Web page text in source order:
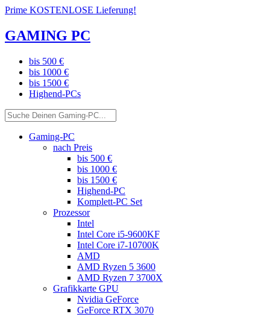
Prime KOSTENLOSE Lieferung!
GAMING PC
bis 500 €
bis 1000 €
bis 1500 €
Highend-PCs
Gaming-PC
nach Preis
bis 500 €
bis 1000 €
bis 1500 €
Highend-PC
Komplett-PC Set
Prozessor
Intel
Intel Core i5-9600KF
Intel Core i7-10700K
AMD
AMD Ryzen 5 3600
AMD Ryzen 7 3700X
Grafikkarte GPU
Nvidia GeForce
GeForce RTX 3070